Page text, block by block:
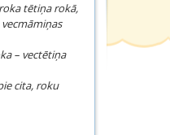
tētiņa rokā,
– vectētiņa
cita, roku